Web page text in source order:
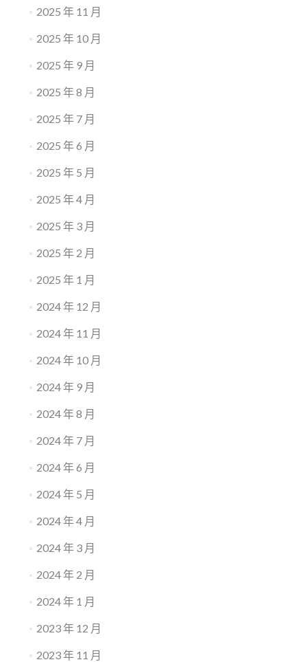
2025 年 11 月
2025 年 10 月
2025 年 9 月
2025 年 8 月
2025 年 7 月
2025 年 6 月
2025 年 5 月
2025 年 4 月
2025 年 3 月
2025 年 2 月
2025 年 1 月
2024 年 12 月
2024 年 11 月
2024 年 10 月
2024 年 9 月
2024 年 8 月
2024 年 7 月
2024 年 6 月
2024 年 5 月
2024 年 4 月
2024 年 3 月
2024 年 2 月
2024 年 1 月
2023 年 12 月
2023 年 11 月